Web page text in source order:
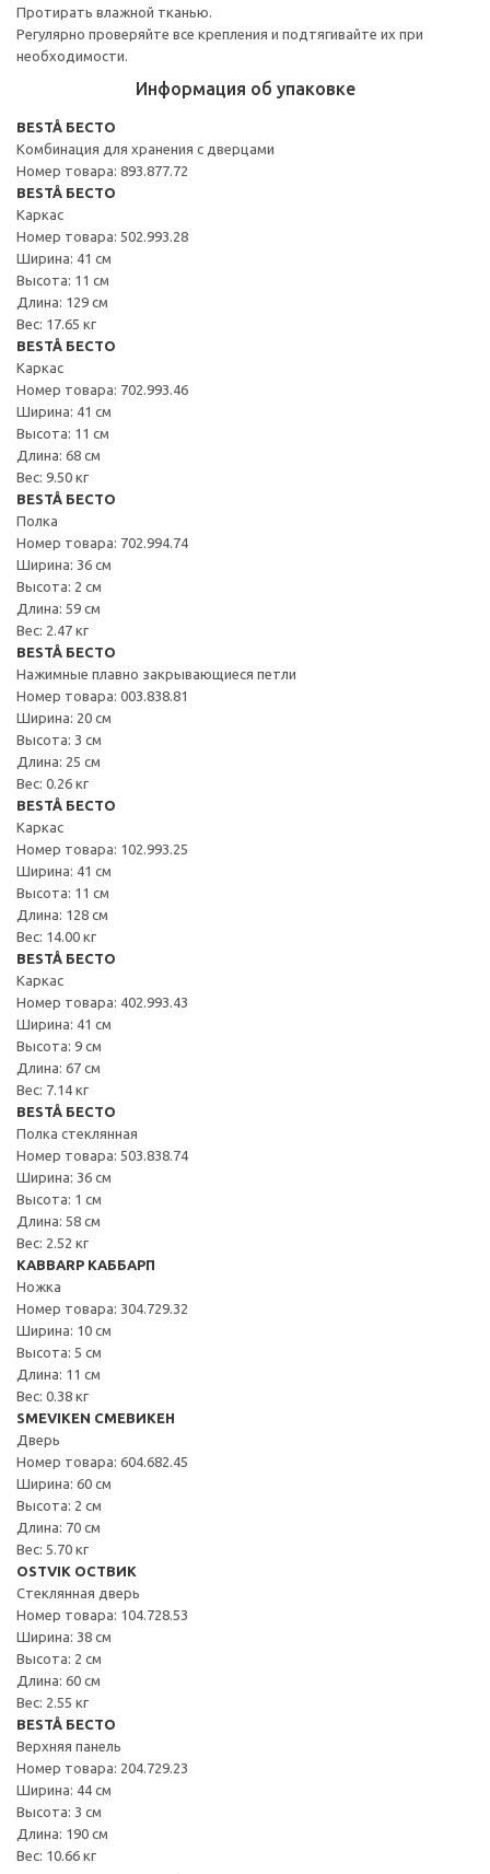
Протирать влажной тканью.
Регулярно проверяйте все крепления и подтягивайте их при
необходимости.
Информация об упаковке
BESTÅ БЕСТО
Комбинация для хранения с дверцами
Номер товара: 893.877.72
BESTÅ БЕСТО
Каркас
Номер товара: 502.993.28
Ширина: 41 см
Высота: 11 см
Длина: 129 см
Вес: 17.65 кг
BESTÅ БЕСТО
Каркас
Номер товара: 702.993.46
Ширина: 41 см
Высота: 11 см
Длина: 68 см
Вес: 9.50 кг
BESTÅ БЕСТО
Полка
Номер товара: 702.994.74
Ширина: 36 см
Высота: 2 см
Длина: 59 см
Вес: 2.47 кг
BESTÅ БЕСТО
Нажимные плавно закрывающиеся петли
Номер товара: 003.838.81
Ширина: 20 см
Высота: 3 см
Длина: 25 см
Вес: 0.26 кг
BESTÅ БЕСТО
Каркас
Номер товара: 102.993.25
Ширина: 41 см
Высота: 11 см
Длина: 128 см
Вес: 14.00 кг
BESTÅ БЕСТО
Каркас
Номер товара: 402.993.43
Ширина: 41 см
Высота: 9 см
Длина: 67 см
Вес: 7.14 кг
BESTÅ БЕСТО
Полка стеклянная
Номер товара: 503.838.74
Ширина: 36 см
Высота: 1 см
Длина: 58 см
Вес: 2.52 кг
KABBARP КАББАРП
Ножка
Номер товара: 304.729.32
Ширина: 10 см
Высота: 5 см
Длина: 11 см
Вес: 0.38 кг
SMEVIKEN СМЕВИКЕН
Дверь
Номер товара: 604.682.45
Ширина: 60 см
Высота: 2 см
Длина: 70 см
Вес: 5.70 кг
OSTVIK ОСТВИК
Стеклянная дверь
Номер товара: 104.728.53
Ширина: 38 см
Высота: 2 см
Длина: 60 см
Вес: 2.55 кг
BESTÅ БЕСТО
Верхняя панель
Номер товара: 204.729.23
Ширина: 44 см
Высота: 3 см
Длина: 190 см
Вес: 10.66 кг